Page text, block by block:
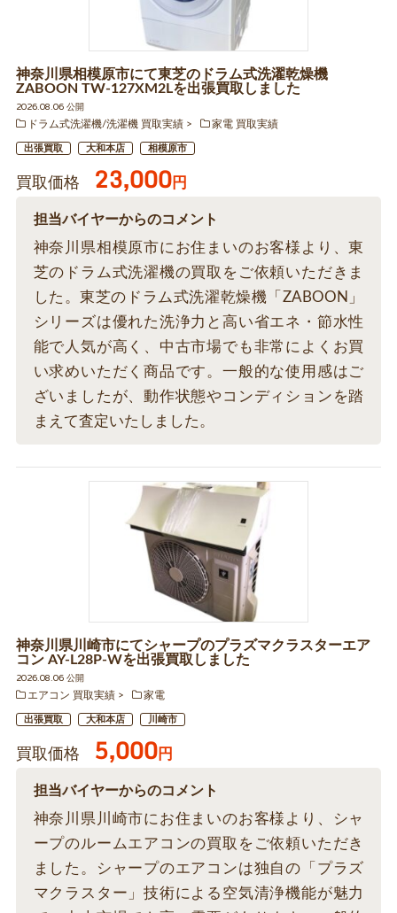
神奈川県相模原市にて東芝のドラム式洗濯乾燥機
ZABOON TW-127XM2Lを出張買取しました
2026.08.06 公開
ドラム式洗濯機/洗濯機 買取実績
家電 買取実績
出張買取 大和本店 相模原市
買取価格 23,000円
担当バイヤーからのコメント
神奈川県相模原市にお住まいのお客様より、東
芝のドラム式洗濯機の買取をご依頼いただきま
した。東芝のドラム式洗濯乾燥機「ZABOON」
シリーズは優れた洗浄力と高い省エネ・節水性
能で人気が高く、中古市場でも非常によくお買
い求めいただく商品です。一般的な使用感はご
ざいましたが、動作状態やコンディションを踏
まえて査定いたしました。
神奈川県川崎市にてシャープのプラズマクラスターエア
コン AY-L28P-Wを出張買取しました
2026.08.06 公開
エアコン 買取実績
家電
出張買取 大和本店 川崎市
買取価格 5,000円
担当バイヤーからのコメント
神奈川県川崎市にお住まいのお客様より、シャ
ープのルームエアコンの買取をご依頼いただき
ました。シャープのエアコンは独自の「プラズ
マクラスター」技術による空気清浄機能が魅力